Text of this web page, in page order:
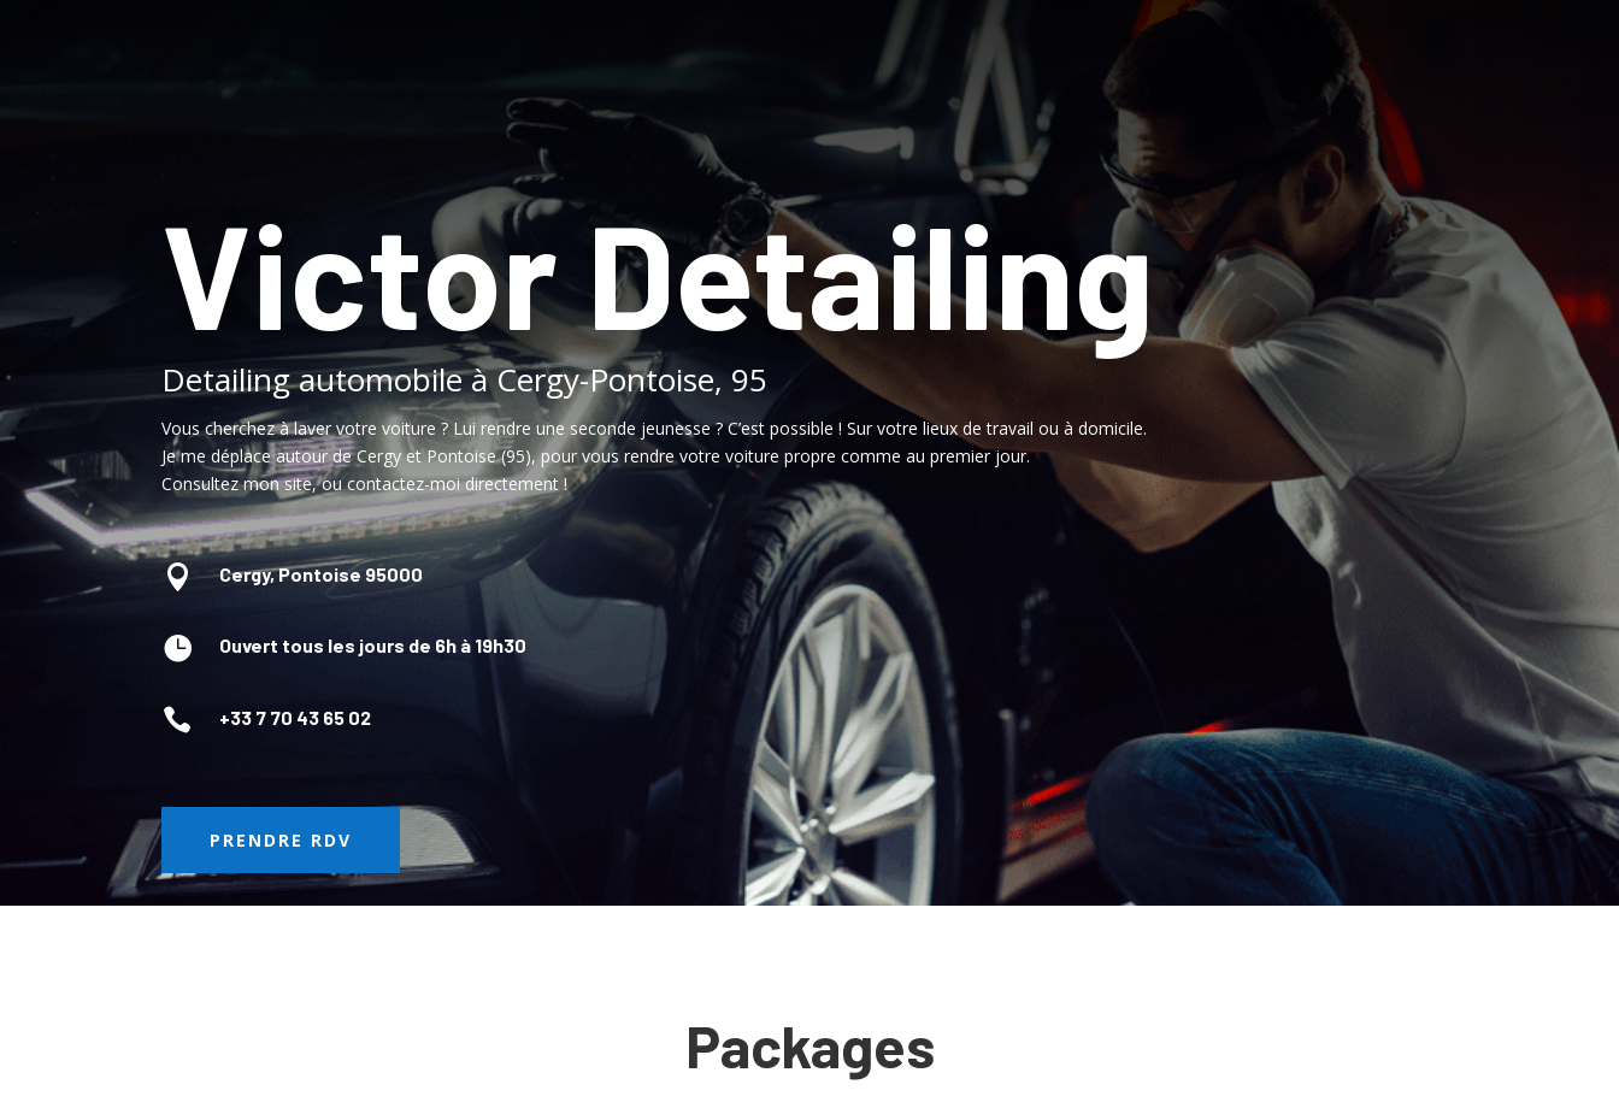
Victor Detailing
Detailing automobile à Cergy-Pontoise, 95
Vous cherchez à laver votre voiture ? Lui rendre une seconde jeunesse ? C’est possible ! Sur votre lieux de travail ou à domicile.
Je me déplace autour de Cergy et Pontoise (95), pour vous rendre votre voiture propre comme au premier jour.
Consultez mon site, ou contactez-moi directement !
 Cergy, Pontoise 95000
 Ouvert tous les jours de 6h à 19h30
 +33 7 70 43 65 02
PRENDRE RDV
Packages